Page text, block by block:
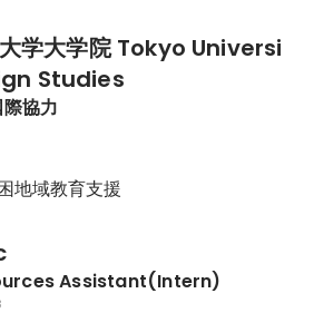
学大学院 Tokyo Universi
Studies
協力
地域教育支援
Assistant(Intern)